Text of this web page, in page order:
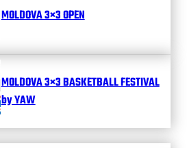
MOLDOVA 3×3 OPEN
MOLDOVA 3×3 BASKETBALL FESTIVAL
by YAW